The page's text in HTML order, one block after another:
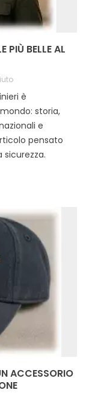
PIÙ BELLE AL
è
storia,
e
pensato
sicurezza.
ACCESSORIO